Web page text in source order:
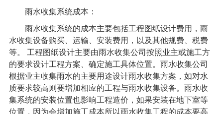
雨水收集系统成本：
雨水收集系统的成本主要包括工程图纸设计费用，雨
水收集设备购买、运输、安装费用，以及其他规费、税费
等。 工程图纸设计主要由雨水收集公司按照业主或施工方
的要求设计工程方案、确定施工具体位置。雨水收集公司
根据业主收集雨水的主要用途设计雨水收集方案，如对水
质要求较高则要增加相应的工程与雨水收集设备。雨水收
集系统的安装位置也影响工程造价，如果安装在地下室等
位置，因为会增加施工成本所以雨水收集工程的成本要高